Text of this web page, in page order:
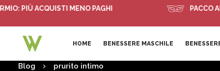
ACQUISTI MENO PAGHI PACCO
HOME BENESSERE MASCHILE
Blog prurito intimo